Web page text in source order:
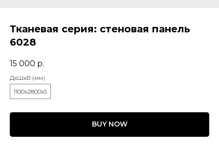
Тканевая серия: стеновая панель
6028
15 000 р.
ДxШxВ (мм)
1100x2800x5
BUY NOW